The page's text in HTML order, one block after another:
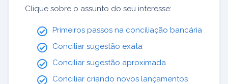
Clique sobre o assunto do seu interesse:
Primeiros passos na conciliação bancária
Conciliar sugestão exata
Conciliar sugestão aproximada
Conciliar criando novos lançamentos